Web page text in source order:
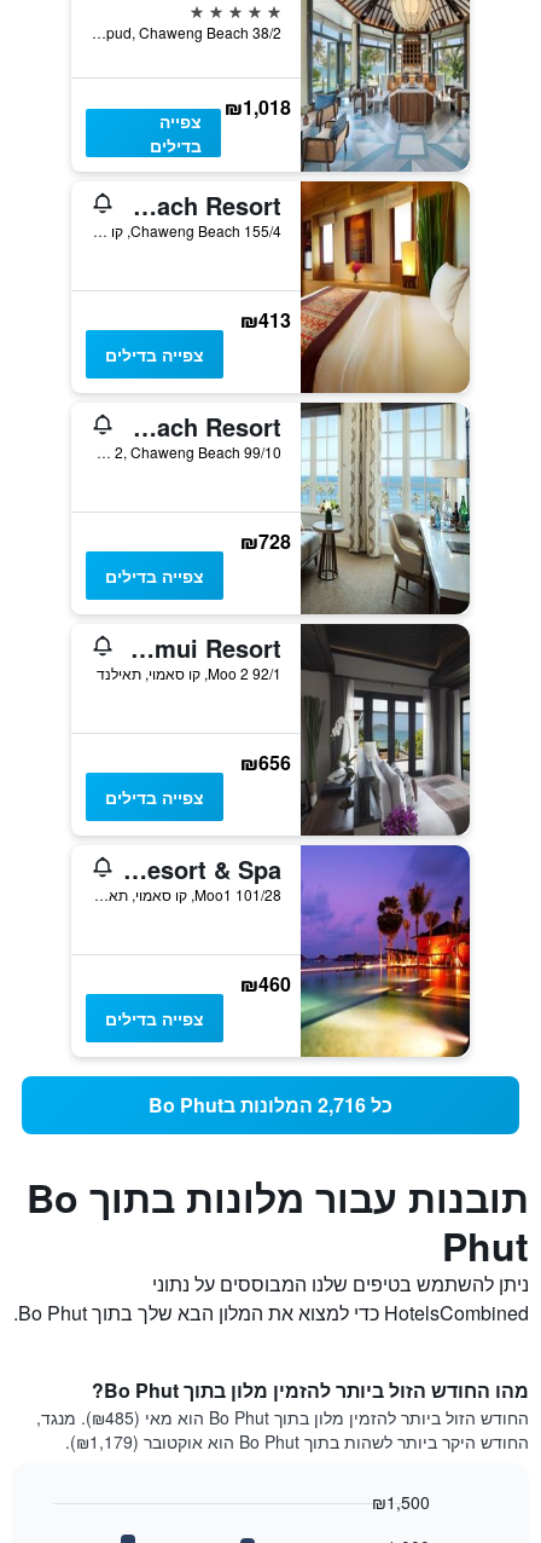
5 כוכבים
38/2 Moo 3, Borpud, Chaweng Beach, קו סאמוי, תאילנד
₪1,018
צפייה
בדילים
Chaweng Regent Beach Resort
155/4 Chaweng Beach, קו סאמוי, תאילנד
₪413
צפייה בדילים
Sala Samui Chaweng Beach Resort
99/10 Moo 2, Chaweng Beach, קו סאמוי, תאילנד
₪728
צפייה בדילים
Anantara Lawana Koh Samui Resort
92/1 Moo 2, קו סאמוי, תאילנד
₪656
צפייה בדילים
Hansar Samui Resort & Spa
101/28 Moo1, קו סאמוי, תאילנד
₪460
צפייה בדילים
כל 2,716 המלונות בBo Phut
תובנות עבור מלונות בתוך Bo
Phut
ניתן להשתמש בטיפים שלנו המבוססים על נתוני
HotelsCombined כדי למצוא את המלון הבא שלך בתוך Bo Phut.
מהו החודש הזול ביותר להזמין מלון בתוך Bo Phut?
החודש הזול ביותר להזמין מלון בתוך Bo Phut הוא מאי (₪485). מנגד,
החודש היקר ביותר לשהות בתוך Bo Phut הוא אוקטובר (₪1,179).
₪1,500